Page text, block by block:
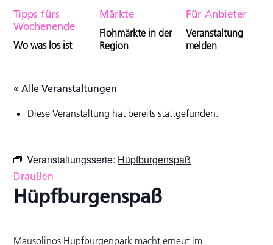
Tipps fürs
Wochenende
Wo was los ist
Märkte
Flohmärkte in der
Region
Für Anbieter
Veranstaltung
melden
« Alle Veranstaltungen
Diese Veranstaltung hat bereits stattgefunden.
Veranstaltungsserie: Hüpfburgenspaß
Draußen
Hüpfburgenspaß
Mausolinos Hüpfburgenpark macht erneut im